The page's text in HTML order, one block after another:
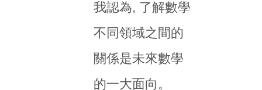
我認為, 了解數學
不同領域之間的
關係是未來數學
的一大面向。